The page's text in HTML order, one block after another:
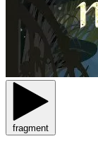
fragment